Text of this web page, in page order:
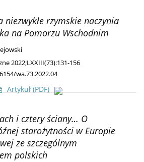
niezwykłe rzymskie naczynia
na Pomorzu Wschodnim
2022;LXXIII(73):131-156
wa.73.2022.04
Artykuł (PDF)
i cztery ściany… O
starożytności w Europie
ze szczególnym
polskich